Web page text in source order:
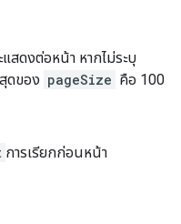
แสดงต่อหน้า หากไม่ระบุ
ดของ pageSize คือ 100
การเรียกก่อนหน้า